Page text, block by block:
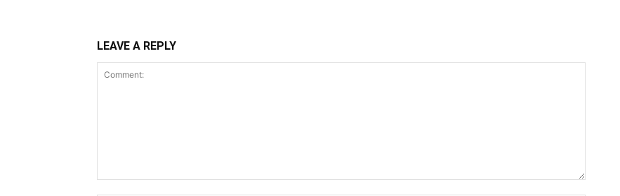
LEAVE A REPLY